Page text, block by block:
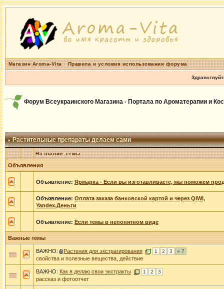
Магазин Aroma-Vita Правила и условия использования форума
Форум Всеукраинского Магазина - Портала по Ароматерапии и
Растительные препараты делаем сами
Название темы
Объявления
Объявление: Ярмарка - Если вы изготавливаете, мы поможем
Объявление: Оплата заказа банковской картой и через QIWI,
Yandex.Деньги
Объявление: Если темы в непонятном виде
Важные темы
ВАЖНО: Растения для экстрагирования 1 2 3 » 7
свойства и полезные вещества, действие
ВАЖНО: Как я делаю свои экстракты 1 2 3
рассказ и фотоотчет